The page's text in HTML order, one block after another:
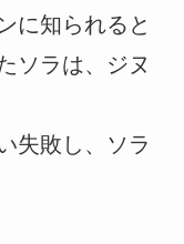
に知られると
ソラは、ジヌ
失敗し、ソラ